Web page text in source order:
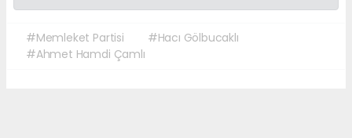
#Memleket Partisi
#Hacı Gölbucaklı
#Ahmet Hamdi Çamlı